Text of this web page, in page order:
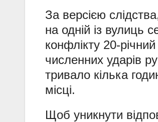
За версією
на одній із вулиць
конфлікту 20-
численних ударів
тривало кілька
місці.
Щоб уникнути